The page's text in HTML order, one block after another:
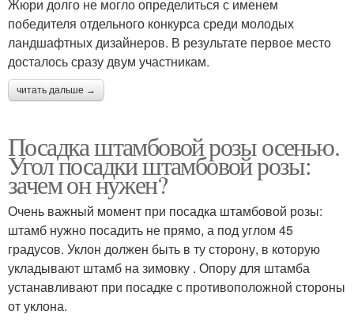
Жюри долго не могло определиться с именем
победителя отдельного конкурса среди молодых
ландшафтных дизайнеров. В результате первое место
досталось сразу двум участникам.
читать дальше →
Посадка штамбовой розы осенью.
Угол посадки штамбовой розы:
зачем он нужен?
Очень важный момент при посадка штамбовой розы:
штамб нужно посадить не прямо, а под углом 45
градусов. Уклон должен быть в ту сторону, в которую
укладывают штамб на зимовку . Опору для штамба
устанавливают при посадке с противоположной стороны
от уклона.